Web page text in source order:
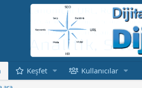
Keşfet Kullanıcılar